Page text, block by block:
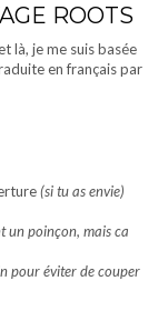
ROOTS
là, je me suis basée
en français par
(si tu as envie)
un poinçon, mais ca
pour éviter de couper